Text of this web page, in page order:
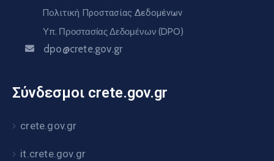
Πολιτική Προστασίας Δεδομένων
Υπ. Προστασίας Δεδομένων (DPO)
dpo@crete.gov.gr
Σύνδεσμοι crete.gov.gr
crete.gov.gr
it.crete.gov.gr